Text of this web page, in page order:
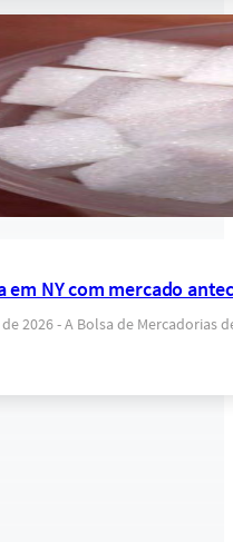
em NY com mercado
2026 - A Bolsa de Mercadorias